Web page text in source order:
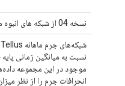
نسخه 04 از شبکه های انبوه ماهانه GRACE - اقیانوس
موجود در این مجموعه
انحرافات جرم را از نظر